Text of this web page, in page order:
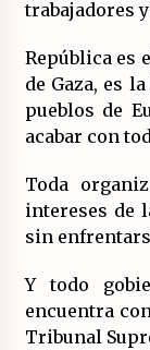
trabajadores
República es
de Gaza, es
pueblos de
acabar con
Toda
intereses de
sin
Y todo
encuentra
Tribunal